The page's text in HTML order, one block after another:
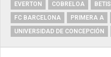
EVERTON
COBRELOA BETIS
FC BARCELONA
PRIMERA A
UNIVERSIDAD DE CONCEPCIÓN